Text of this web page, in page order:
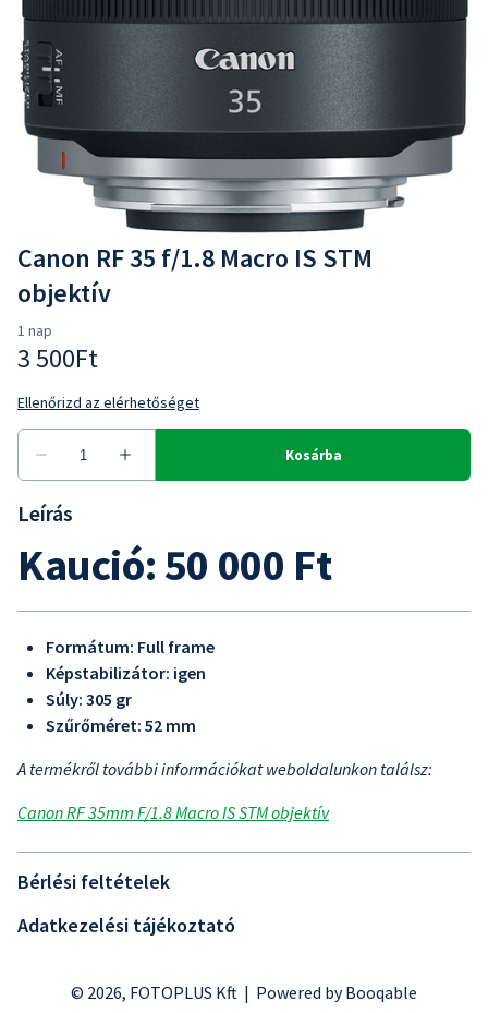
Canon RF 35 f/1.8 Macro IS STM
objektív
Leírás
Kaució: 50 000 Ft
Formátum: Full frame
Képstabilizátor: igen
Súly: 305 gr
Szűrőméret: 52 mm
A termékről további információkat weboldalunkon találsz:
Canon RF 35mm F/1.8 Macro IS STM objektív
Bérlési feltételek
Adatkezelési tájékoztató
© 2026, FOTOPLUS Kft | Powered by Booqable